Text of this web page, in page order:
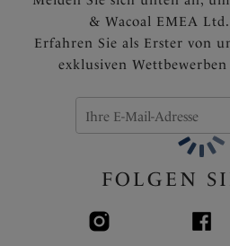
& Wacoal EMEA
Erfahren Sie als Erster von
exklusiven
FOLGEN